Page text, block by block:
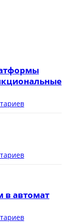
в автомат